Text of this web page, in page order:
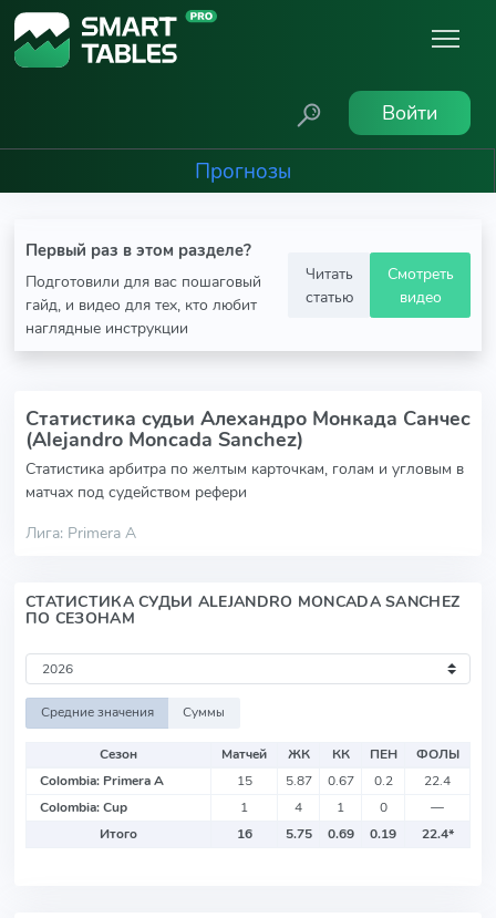
Войти
Прогнозы
Первый раз в этом разделе?
Подготовили для вас пошаговый
гайд, и видео для тех, кто любит
наглядные инструкции
Читать
статью
Смотреть
видео
Статистика судьи Алехандро Монкада Санчес
(Alejandro Moncada Sanchez)
Статистика арбитра по желтым карточкам, голам и угловым в
матчах под судейством рефери
Лига: Primera A
СТАТИСТИКА СУДЬИ ALEJANDRO MONCADA SANCHEZ
ПО СЕЗОНАМ
Средние значения Суммы
Сезон Матчей ЖК КК ПЕН
ФОЛЫ
Colombia: Primera A
15 5.87 0.67 0.2
22.4
Colombia: Cup
1 4 1 0
—
Итого
16 5.75 0.69 0.19 22.4*